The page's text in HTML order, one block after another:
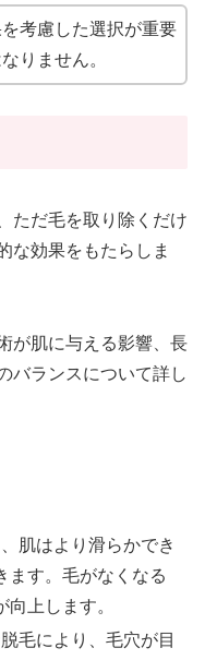
考慮した選択が重要
りません。
ただ毛を取り除くだけ
な効果をもたらしま
が肌に与える影響、長
バランスについて詳し
肌はより滑らかでき
ます。毛がなくなる
上します。
毛により、毛穴が目